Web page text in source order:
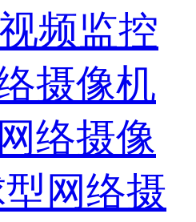
频监控
摄像机
络摄像
网络摄